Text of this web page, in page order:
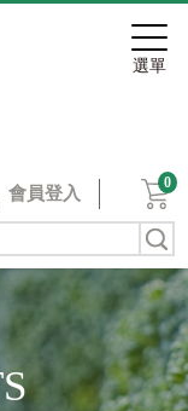
會員登入
0